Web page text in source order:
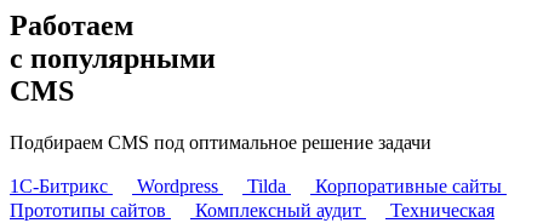
Работаем
с популярными
CMS
Подбираем CMS под оптимальное решение задачи
1С-Битрикс Wordpress Tilda
Корпоративные сайты
Прототипы сайтов
Комплексный аудит
Техническая